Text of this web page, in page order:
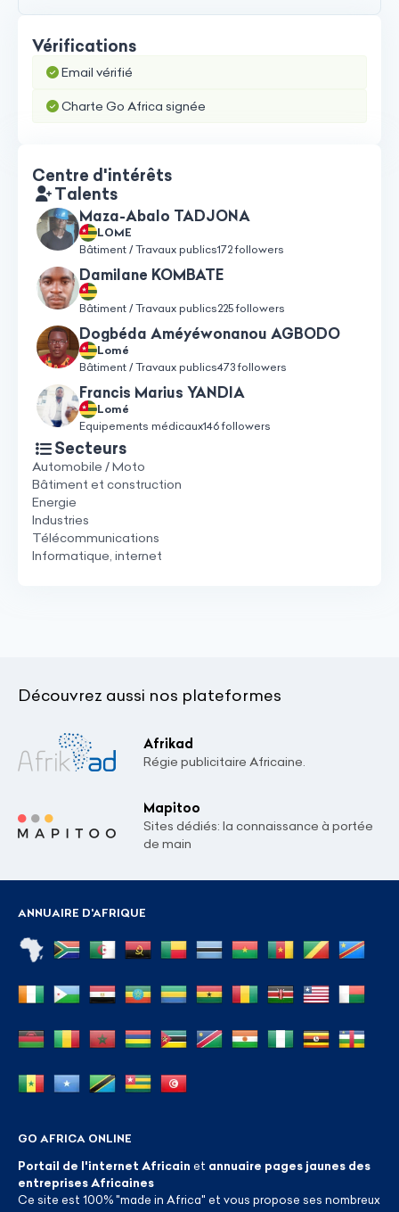
Vérifications
Email vérifié
Charte Go Africa signée
Centre d'intérêts
Talents
Maza-Abalo TADJONA
LOME
Bâtiment / Travaux publics172 followers
Damilane KOMBATE
Bâtiment / Travaux publics225 followers
Dogbéda Améyéwonanou AGBODO
Lomé
Bâtiment / Travaux publics473 followers
Francis Marius YANDIA
Lomé
Equipements médicaux146 followers
Secteurs
Automobile / Moto
Bâtiment et construction
Energie
Industries
Télécommunications
Informatique, internet
Découvrez aussi nos plateformes
Afrikad
Régie publicitaire Africaine.
Mapitoo
Sites dédiés: la connaissance à portée
de main
ANNUAIRE D'AFRIQUE
GO AFRICA ONLINE
Portail de l'internet Africain et annuaire pages jaunes des
entreprises Africaines
Ce site est 100% "made in Africa" et vous propose ses nombreux